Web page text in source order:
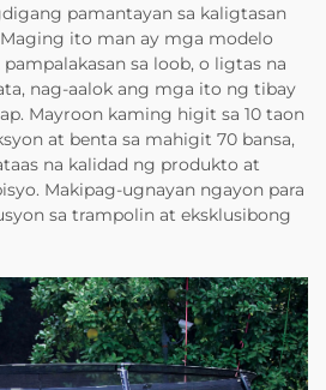
pamantayan sa kaligtasan
ito man ay mga modelo
pampalakasan sa loob, o ligtas na
nag-aalok ang mga ito ng tibay
Mayroon kaming higit sa 10 taon
at benta sa mahigit 70 bansa,
na kalidad ng produkto at
Makipag-ugnayan ngayon para
sa trampolin at eksklusibong